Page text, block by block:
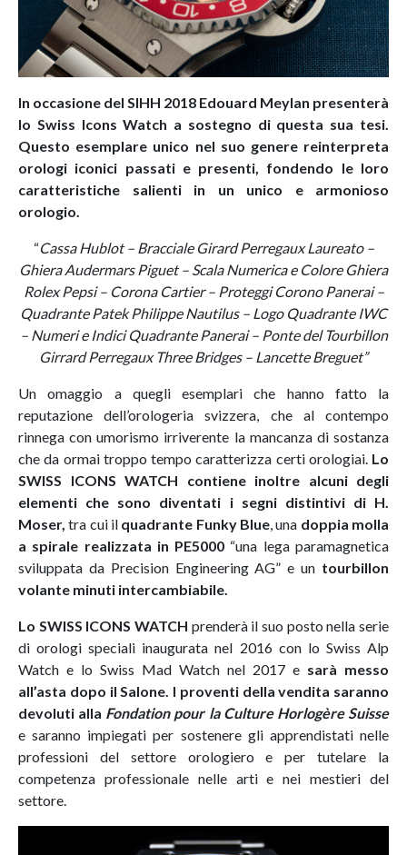
In occasione del SIHH 2018 Edouard Meylan presenterà
lo Swiss Icons Watch a sostegno di questa sua tesi.
Questo esemplare unico nel suo genere reinterpreta
orologi iconici passati e presenti, fondendo le loro
caratteristiche salienti in un unico e armonioso
orologio.
“Cassa Hublot – Bracciale Girard Perregaux Laureato –
Ghiera Audermars Piguet – Scala Numerica e Colore Ghiera
Rolex Pepsi – Corona Cartier – Proteggi Corono Panerai –
Quadrante Patek Philippe Nautilus – Logo Quadrante IWC
– Numeri e Indici Quadrante Panerai – Ponte del Tourbillon
Girrard Perregaux Three Bridges – Lancette Breguet”
Un omaggio a quegli esemplari che hanno fatto la
reputazione dell’orologeria svizzera, che al contempo
rinnega con umorismo irriverente la mancanza di sostanza
che da ormai troppo tempo caratterizza certi orologiai. Lo
SWISS ICONS WATCH contiene inoltre alcuni degli
elementi che sono diventati i segni distintivi di H.
Moser,tra cui il quadrante Funky Blue, una doppia molla
a spirale realizzata in PE5000 “una lega paramagnetica
sviluppata da Precision Engineering AG” e un tourbillon
volante minuti intercambiabile.
Lo SWISS ICONS WATCH prenderà il suo posto nella serie
di orologi speciali inaugurata nel 2016 con lo Swiss Alp
Watch e lo Swiss Mad Watch nel 2017 e sarà messo
all’asta dopo il Salone. I proventi della vendita saranno
devoluti alla Fondation pour la Culture Horlogère Suisse
e saranno impiegati per sostenere gli apprendistati nelle
professioni del settore orologiero e per tutelare la
competenza professionale nelle arti e nei mestieri del
settore.